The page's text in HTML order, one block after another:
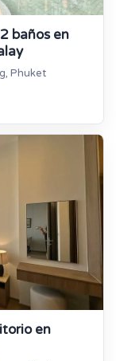
baños en
Phuket
en